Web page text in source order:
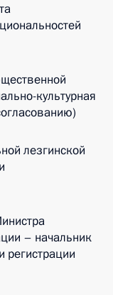
культурная
лезгинской
– начальник